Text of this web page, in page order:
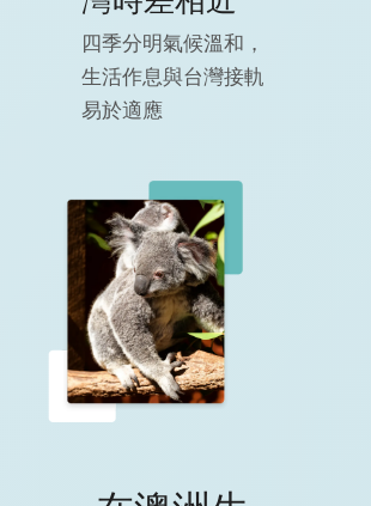
四季分明氣候溫和，
生活作息與台灣接軌
易於適應